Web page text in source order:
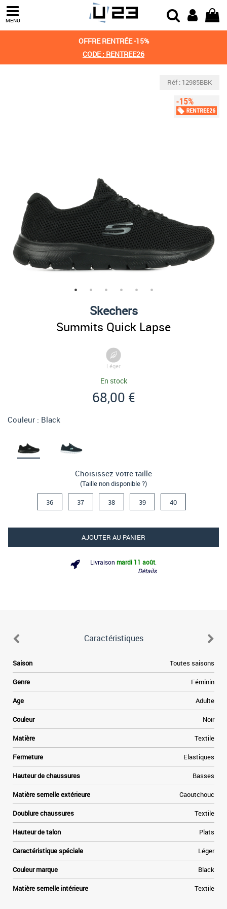
MENU
OFFRE RENTRÉE -15%
CODE : RENTREE26
Réf : 12985BBK
Skechers
Summits Quick Lapse
Léger
En stock
68,00 €
Couleur : Black
Choisissez votre taille
(Taille non disponible ?)
36 37 38 39 40
AJOUTER AU PANIER
Livraison mardi 11 août
Détails
Caractéristiques
Saison Toutes saisons
Genre Féminin
Age Adulte
Couleur Noir
Matière Textile
Fermeture Elastiques
Hauteur de chaussures Basses
Matière semelle extérieure Caoutchouc
Doublure chaussures Textile
Hauteur de talon Plats
Caractéristique spéciale Léger
Couleur marque Black
Matière semelle intérieure Textile